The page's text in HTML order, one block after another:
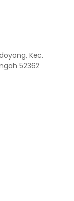
Kec.
52362